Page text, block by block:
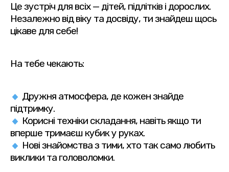
Це зустріч для всіх — дітей, підлітків і дорослих.
Незалежно від віку та досвіду, ти знайдеш щось
цікаве для себе!
На тебе чекають:
Дружня атмосфера, де кожен знайде
підтримку.
Корисні техніки складання, навіть якщо ти
вперше тримаєш кубик у руках.
Нові знайомства з тими, хто так само любить
виклики та головоломки.